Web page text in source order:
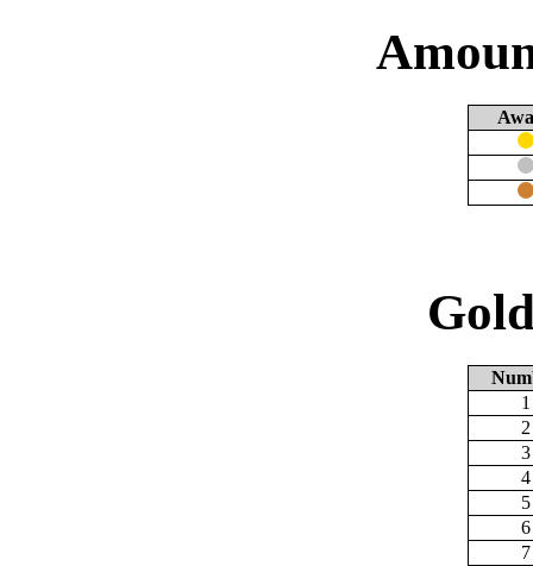
1
2
3
4
5
6
7